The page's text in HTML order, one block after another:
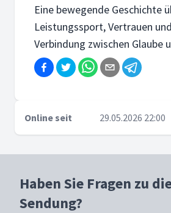
Eine bewegende Geschichte
Leistungssport, Vertrauen
Verbindung zwischen Glaube
Online seit 29.05.2026 22:00
Haben Sie Fragen zu
Sendung?